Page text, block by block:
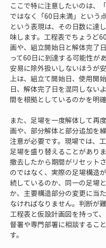
ここで特に注意したいのは、「
ではなく「60日未満」という
という表現は、その日数に達
味します。工程表でちょうど
画や、組立開始日と解体完了
って60日に到達する可能性が
安易に除外扱いしないほうが
上は、組立て開始日、使用開
日、解体完了日を混同しない
間を根拠としているのかを明確
また、足場を一度解体して再
画や、部分解体と部分追加を
注意が必要です。現場では、
足場を盛り替えることがあり
撤去したから期間がリセット
のではなく、実際の足場構造
続しているのか、同一の足場
か、主要構造部分の変更に当
なければなりません。判断が
工程表と仮設計画図を持って
督署や専門部署に相談するこ
す。